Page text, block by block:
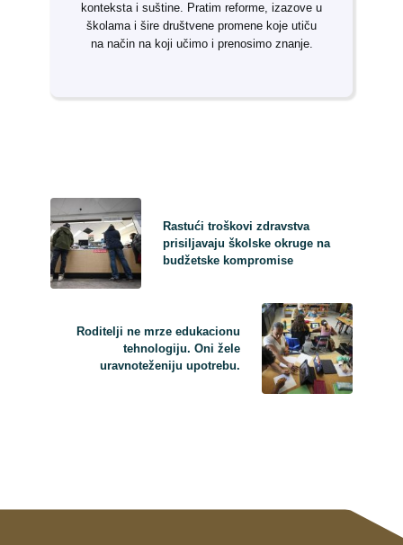
konteksta i suštine. Pratim reforme, izazove u
školama i šire društvene promene koje utiču
na način na koji učimo i prenosimo znanje.
Rastući troškovi zdravstva
prisiljavaju školske okruge na
budžetske kompromise
Roditelji ne mrze edukacionu
tehnologiju. Oni žele
uravnoteženiju upotrebu.